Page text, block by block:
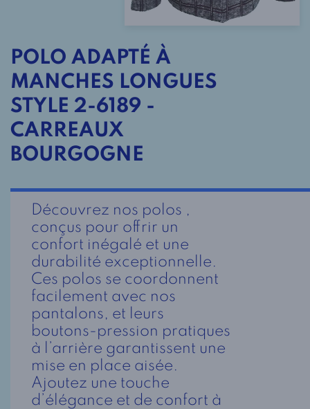
POLO ADAPTÉ À
MANCHES LONGUES
STYLE 2-6189 -
CARREAUX
BOURGOGNE
Découvrez nos polos ,
conçus pour offrir un
confort inégalé et une
durabilité exceptionnelle.
Ces polos se coordonnent
facilement avec nos
pantalons, et leurs
boutons-pression pratiques
à l’arrière garantissent une
mise en place aisée.
Ajoutez une touche
d’élégance et de confort à